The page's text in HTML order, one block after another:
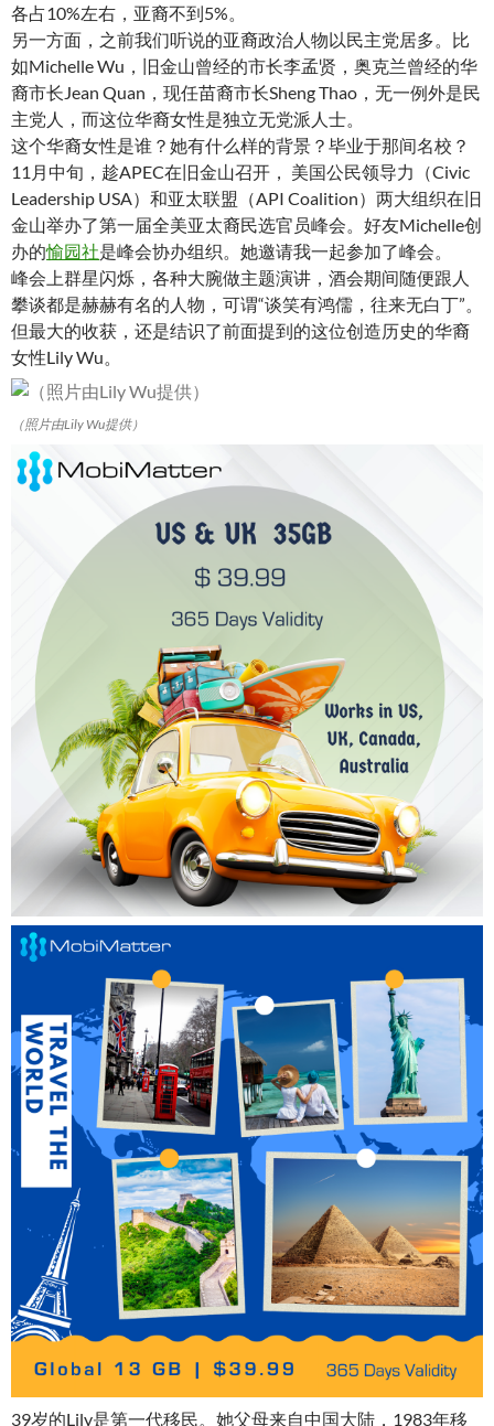
各占10%左右，亚裔不到5%。
另一方面，之前我们听说的亚裔政治人物以民主党居多。比
如Michelle Wu，旧金山曾经的市长李孟贤，奥克兰曾经的华
裔市长Jean Quan，现任苗裔市长Sheng Thao，无一例外是民
主党人，而这位华裔女性是独立无党派人士。
这个华裔女性是谁？她有什么样的背景？毕业于那间名校？
11月中旬，趁APEC在旧金山召开， 美国公民领导力（Civic
Leadership USA）和亚太联盟（API Coalition）两大组织在旧
金山举办了第一届全美亚太裔民选官员峰会。好友Michelle创
办的愉园社是峰会协办组织。她邀请我一起参加了峰会。
峰会上群星闪烁，各种大腕做主题演讲，酒会期间随便跟人
攀谈都是赫赫有名的人物，可谓“谈笑有鸿儒，往来无白丁”。
但最大的收获，还是结识了前面提到的这位创造历史的华裔
女性Lily Wu。
（照片由Lily Wu提供）
39岁的Lily是第一代移民。她父母来自中国大陆，1983年移